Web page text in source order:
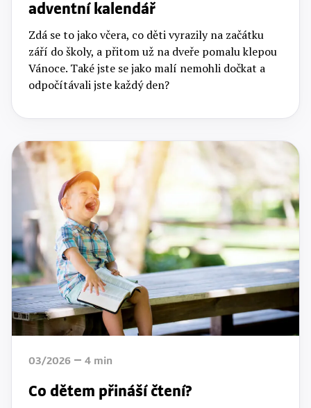
adventní kalendář
Zdá se to jako včera, co děti vyrazily na začátku
září do školy, a přitom už na dveře pomalu klepou
Vánoce. Také jste se jako malí nemohli dočkat a
odpočítávali jste každý den?
03/2026 4 min
Co dětem přináší čtení?